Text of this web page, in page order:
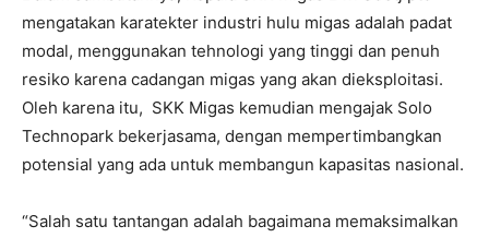
mengatakan karatekter industri hulu migas adalah padat
modal, menggunakan tehnologi yang tinggi dan penuh
resiko karena cadangan migas yang akan dieksploitasi.
Oleh karena itu, SKK Migas kemudian mengajak Solo
Technopark bekerjasama, dengan mempertimbangkan
potensial yang ada untuk membangun kapasitas nasional.
“Salah satu tantangan adalah bagaimana memaksimalkan